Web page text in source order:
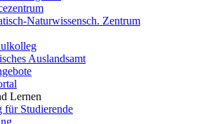
Naturwissensch. Zentrum
Auslandsamt
Lernen
für Studierende